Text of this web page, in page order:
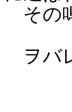
その
ヲバ